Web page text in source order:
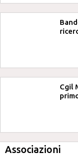
Cgil
Associazioni